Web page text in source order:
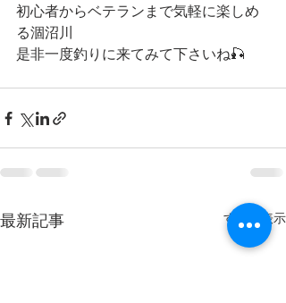
初心者からベテランまで気軽に楽しめ
る涸沼川
是非一度釣りに来てみて下さいね🎣
最新記事 すべて表示